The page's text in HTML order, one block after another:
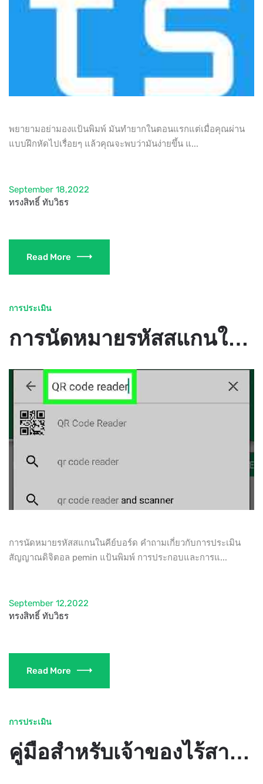
พยายามอย่ามองแป้นพิมพ์ มันทำยากในตอนแรกแต่เมื่อคุณผ่าน
แบบฝึกหัดไปเรื่อยๆ แล้วคุณจะพบว่ามันง่ายขึ้น แ...
September 18,2022
ทรงสิทธิ์ ทับวิธร
Read More
การประเมิน
การนัดหมายรหัสสแกนในคีย์บอร์ด คำถามเกี่ยวกับการประเมินสัญญาณดิจิตอล PEMIN แป้นพิมพ์ การประกอบและการแก้ไขปัญหา
การนัดหมายรหัสสแกนในคีย์บอร์ด คำถามเกี่ยวกับการประเมิน
สัญญาณดิจิตอล pemin แป้นพิมพ์ การประกอบและการแ...
September 12,2022
ทรงสิทธิ์ ทับวิธร
Read More
การประเมิน
คู่มือสำหรับเจ้าของไร้สาย CONTOUR BALANCE KEYBOARD WIRELESS